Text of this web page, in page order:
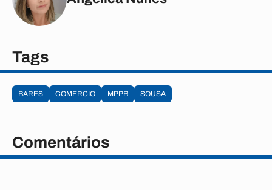
Tags
BARES COMERCIO MPPB SOUSA
Comentários